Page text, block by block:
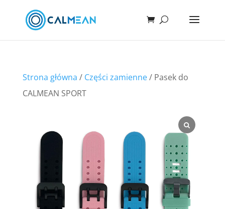
Strona główna / Części zamienne/ Pasek do
CALMEAN SPORT